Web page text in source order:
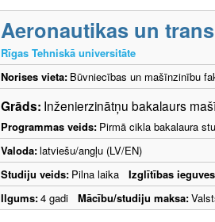
Aeronautikas un
Rīgas Tehniskā universitāte
Norises vieta: Būvniecības un mašīnzinību
Grāds: Inženierzinātņu bakalaurs
Programmas veids: Pirmā cikla bakalaura
Valoda:latviešu/angļu (LV/EN)
Studiju veids: Pilna laika Izglītības
Ilgums:4 gadi Mācību/studiju maksa: